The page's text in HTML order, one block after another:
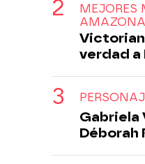
MEJORES
verdad a
Gabriela
Déborah